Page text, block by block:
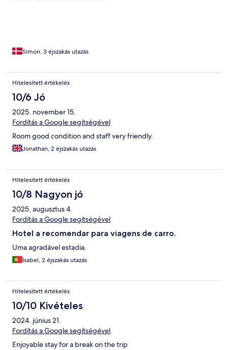
Simon, 3 éjszakás utazás
Hitelesített értékelés
10/6 Jó
2025. november 15.
Fordítás a Google segítségével
Room good condition and staff very friendly.
Jonathan, 2 éjszakás utazás
Hitelesített értékelés
10/8 Nagyon jó
2025. augusztus 4.
Fordítás a Google segítségével
Hotel a recomendar para viagens de carro.
Uma agradável estadia.
Isabel, 2 éjszakás utazás
Hitelesített értékelés
10/10 Kivételes
2024. június 21.
Fordítás a Google segítségével
Enjoyable stay for a break on the trip